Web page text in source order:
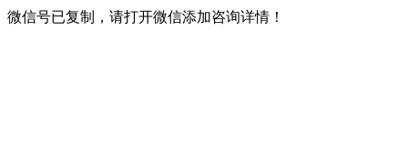
微信号已复制，请打开微信添加咨询详情！